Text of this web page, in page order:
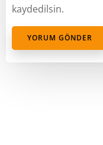
kaydedilsin.